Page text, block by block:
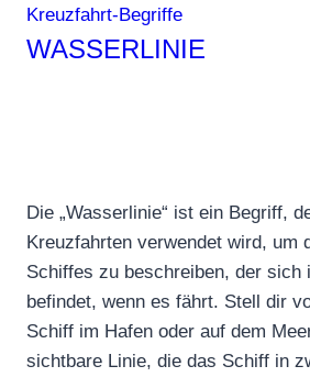
Kreuzfahrt-Begriffe
WASSERLINIE
Die „Wasserlinie“ ist ein Begriff,
Kreuzfahrten verwendet wird, um
Schiffes zu beschreiben, der sich
befindet, wenn es fährt. Stell dir
Schiff im Hafen oder auf dem
sichtbare Linie, die das Schiff in